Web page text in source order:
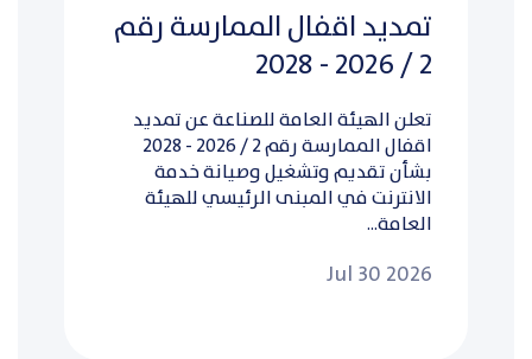
تمديد اقفال الممارسة رقم
2 / 2026 - 2028
تعلن الهيئة العامة للصناعة عن تمديد
اقفال الممارسة رقم 2 / 2026 - 2028
بشأن تقديم وتشغيل وصيانة خدمة
الانترنت في المبنى الرئيسي للهيئة
العامة...
Jul 30 2026